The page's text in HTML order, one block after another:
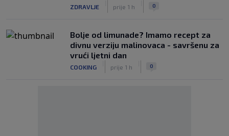
ZDRAVLJE prije 1 h 0
Bolje od limunade? Imamo recept za
divnu verziju malinovaca - savršenu za
vrući ljetni dan
COOKING prije 1 h 0